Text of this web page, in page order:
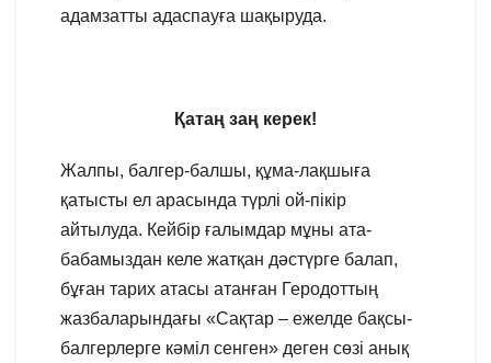
адамзатты адаспауға шақыруда.
Қатаң заң керек!
Жалпы, балгер-балшы, құма-лақшыға
қатысты ел арасында түрлі ой-пікір
айтылуда. Кейбір ғалымдар мұны ата-
бабамыздан келе жатқан дәстүрге балап,
бұған тарих атасы атанған Геродоттың
жазбаларындағы «Сақтар – ежелде бақсы-
балгерлерге кәміл сенген» деген сөзі анық